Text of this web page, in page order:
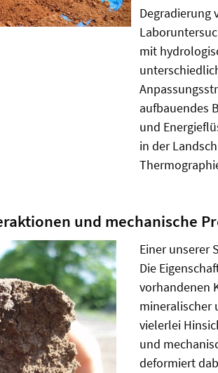
Degradierung
mit
aufbauendes
und
in der
und mechanische
Einer unserer
Die
vorhandenen
mineralischer
vielerlei
und
deformiert